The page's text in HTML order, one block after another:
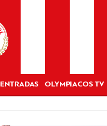
ENTRADAS OLYMPIACOS TV